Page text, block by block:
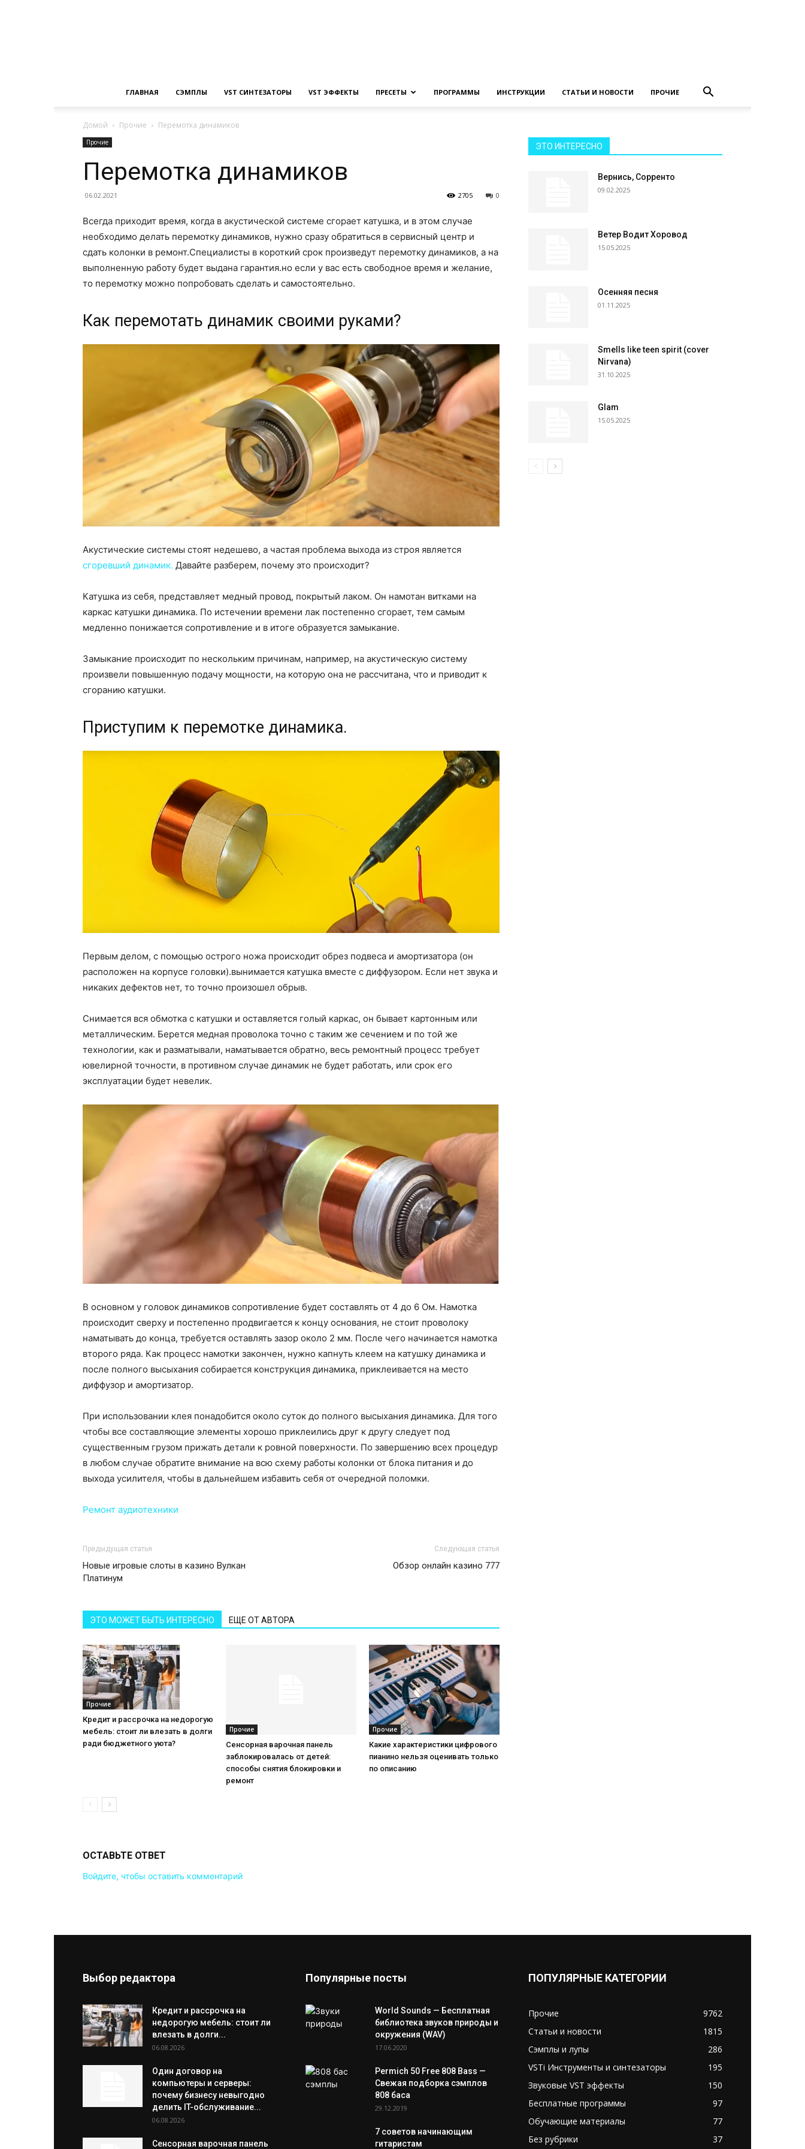
на
ГЛАВНАЯ СЭМПЛЫ VST СИНТЕЗАТОРЫ VST ЭФФЕКТЫ ПРЕСЕТЫ ПРОГРАММЫ ИНСТРУКЦИИ СТАТЬИ И НОВОСТИ ПРОЧИЕ
Домой Прочие Перемотка динамиков
Прочие
Перемотка динамиков
06.02.2021 0
2705
Всегда приходит время, когда в акустической системе сгорает катушка, и в этом случае
необходимо делать перемотку динамиков, нужно сразу обратиться в сервисный центр и
сдать колонки в ремонт.Специалисты в короткий срок произведут перемотку динамиков, а на
выполненную работу будет выдана гарантия.но если у вас есть свободное время и желание,
то перемотку можно попробовать сделать и самостоятельно.
Как перемотать динамик своими руками?
Акустические системы стоят недешево, а частая проблема выхода из строя является
сгоревший динамик. Давайте разберем, почему это происходит?
Катушка из себя, представляет медный провод, покрытый лаком. Он намотан витками на
каркас катушки динамика. По истечении времени лак постепенно сгорает, тем самым
медленно понижается сопротивление и в итоге образуется замыкание.
Замыкание происходит по нескольким причинам, например, на акустическую систему
произвели повышенную подачу мощности, на которую она не рассчитана, что и приводит к
сгоранию катушки.
Приступим к перемотке динамика.
Первым делом, с помощью острого ножа происходит обрез подвеса и амортизатора (он
расположен на корпусе головки).вынимается катушка вместе с диффузором. Если нет звука и
никаких дефектов нет, то точно произошел обрыв.
Снимается вся обмотка с катушки и оставляется голый каркас, он бывает картонным или
металлическим. Берется медная проволока точно с таким же сечением и по той же
технологии, как и разматывали, наматывается обратно, весь ремонтный процесс требует
ювелирной точности, в противном случае динамик не будет работать, или срок его
эксплуатации будет невелик.
В основном у головок динамиков сопротивление будет составлять от 4 до 6 Ом. Намотка
происходит сверху и постепенно продвигается к концу основания, не стоит проволоку
наматывать до конца, требуется оставлять зазор около 2 мм. После чего начинается намотка
второго ряда. Как процесс намотки закончен, нужно капнуть клеем на катушку динамика и
после полного высыхания собирается конструкция динамика, приклеивается на место
диффузор и амортизатор.
При использовании клея понадобится около суток до полного высыхания динамика. Для того
чтобы все составляющие элементы хорошо приклеились друг к другу следует под
существенным грузом прижать детали к ровной поверхности. По завершению всех процедур
в любом случае обратите внимание на всю схему работы колонки от блока питания и до
выхода усилителя, чтобы в дальнейшем избавить себя от очередной поломки.
Ремонт аудиотехники
Предыдущая статья
Новые игровые слоты в казино Вулкан
Платинум
Следующая статья
Обзор онлайн казино 777
ЭТО МОЖЕТ БЫТЬ ИНТЕРЕСНО ЕЩЕ ОТ АВТОРА
Прочие
Кредит и рассрочка на недорогую
мебель: стоит ли влезать в долги
ради бюджетного уюта?
Прочие
Сенсорная варочная панель
заблокировалась от детей:
способы снятия блокировки и
ремонт
Прочие
Какие характеристики цифрового
пианино нельзя оценивать только
по описанию
ОСТАВЬТЕ ОТВЕТ
Войдите, чтобы оставить комментарий
ЭТО ИНТЕРЕСНО
Вернись, Сорренто
09.02.2025
Ветер Водит Хоровод
15.05.2025
Осенняя песня
01.11.2025
Smells like teen spirit (cover
Nirvana)
31.10.2025
Glam
15.05.2025
Выбор редактора
Кредит и рассрочка на
недорогую мебель: стоит ли
влезать в долги...
06.08.2026
Один договор на
компьютеры и серверы:
почему бизнесу невыгодно
делить IT-обслуживание...
06.08.2026
Сенсорная варочная панель
Популярные посты
World Sounds — Бесплатная
библиотека звуков природы и
окружения (WAV)
17.06.2020
Permich 50 Free 808 Bass —
Свежая подборка сэмплов
808 баса
29.12.2019
7 советов начинающим
гитаристам
ПОПУЛЯРНЫЕ КАТЕГОРИИ
Прочие
9762
Статьи и новости
1815
Сэмплы и лупы
286
VSTi Инструменты и синтезаторы
195
Звуковые VST эффекты
150
Бесплатные программы
97
Обучающие материалы
77
Без рубрики
37